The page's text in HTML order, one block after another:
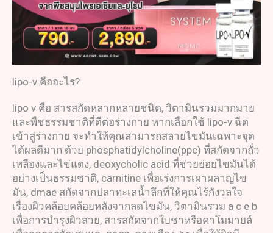
lipo-v คืออะไร?
lipo v คือ สารสกัดหลากหลายชนิด, วิตามินรวมมากมาย
และพืชธรรมชาติที่ดีต่อร่างกาย หากเลือกใช้ lipo-v ฉีด
เข้าสู่ร่างกาย จะทำให้คุณสามารถสลายไขมันเฉพาะจุด
ได้ผลดีมาก ด้วย phosphatidylcholine(ppc) ที่สกัดจากถั่ว
เหลืองและไข่แดง, deoxycholic acid ที่ช่วยย่อยไขมันได้
อย่างเป็นธรรมชาติ, carnitine เพื่อเร่งการเผาผลาญไข
มัน, dmae สกัดจากปลาทะเลน้ำลึกที่ให้คุณไร้กังวลใจ
เรื่องผิวคล้อยคล้อยหลังจากลดไขมัน, วิตามินรวม a c e b
เพื่อการบำรุงผิวสวย, สารสกัดจากใบชาหรือคาโมมายล์